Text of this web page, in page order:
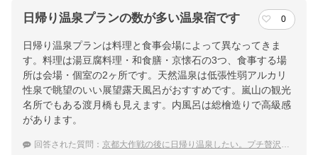
日帰り温泉プランの数が多い温泉宿です 0
日帰り温泉プランは料理と食事会場によって異なってきま
す。料理は湯豆腐料理・和食膳・京懐石の3つ、食事する場
所は会場・個室の2ヶ所です。天然温泉は低張性弱アルカリ
性泉で眺望のいい展望露天風呂がおすすめです。嵐山の観光
名所でもある渡月橋も見えます。内風呂は総檜造りで高級感
があります。
回答された質問： 京都大作戦の後に日帰り温泉したい。プチ贅沢にデイユースできる宿は？